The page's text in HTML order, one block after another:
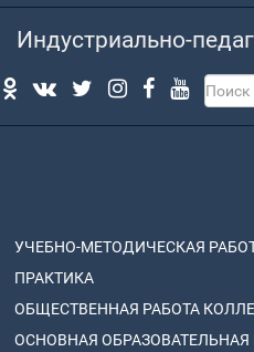
Индустриально-
УЧЕБНО-МЕТОДИЧЕСКАЯ
ПРАКТИКА
ОБЩЕСТВЕННАЯ РАБОТА
ОСНОВНАЯ